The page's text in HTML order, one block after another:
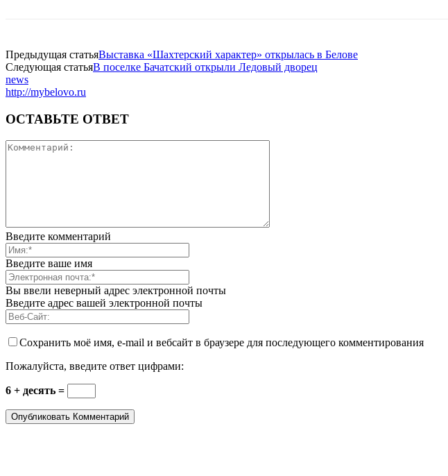
Предыдущая статьяВыставка «Шахтерский характер» открылась в Белове
Следующая статьяВ поселке Бачатский открыли Ледовый дворец
news
http://mybelovo.ru
ОСТАВЬТЕ ОТВЕТ
Введите комментарий
Введите ваше имя
Вы ввели неверный адрес электронной почты
Введите адрес вашей электронной почты
Сохранить моё имя, e-mail и вебсайт в браузере для последующего комментирования
Пожалуйста, введите ответ цифрами:
6 + десять =